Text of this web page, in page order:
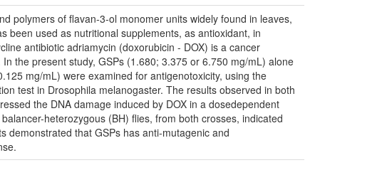
polymers of flavan-3-ol monomer units widely found in leaves,
been used as nutritional supplements, as antioxidant, in
antibiotic adriamycin (doxorubicin - DOX) is a cancer
the present study, GSPs (1.680; 3.375 or 6.750 mg/mL) alone
mg/mL) were examined for antigenotoxicity, using the
test in Drosophila melanogaster. The results observed in both
the DNA damage induced by DOX in a dosedependent
heterozygous (BH) flies, from both crosses, indicated
demonstrated that GSPs has anti-mutagenic and